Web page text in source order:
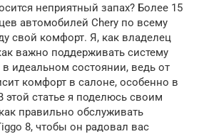
неприятный запах? Более 15
автомобилей Chery по всему
свой комфорт. Я, как владелец
важно поддерживать систему
идеальном состоянии, ведь от
комфорт в салоне, особенно в
этой статье я поделюсь своим
правильно обслуживать
8, чтобы он радовал вас